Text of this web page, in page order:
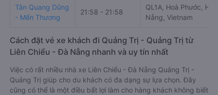
Tân Quang Dũng
- Mến Thương
21:58 - 21:58
QL1A, Hoà Phước,
Nẵng, Vietnam
Cách đặt vé xe khách đi Quảng Trị - Quảng Trị từ
Liên Chiểu - Đà Nẵng nhanh và uy tín nhất
Việc có rất nhiều nhà xe Liên Chiểu - Đà Nẵng Quảng Trị -
Quảng Trị giúp cho du khách có đa dạng sự lựa chọn. Đây
cũng có thể là một điều bất lợi làm cho hàng khách không biết